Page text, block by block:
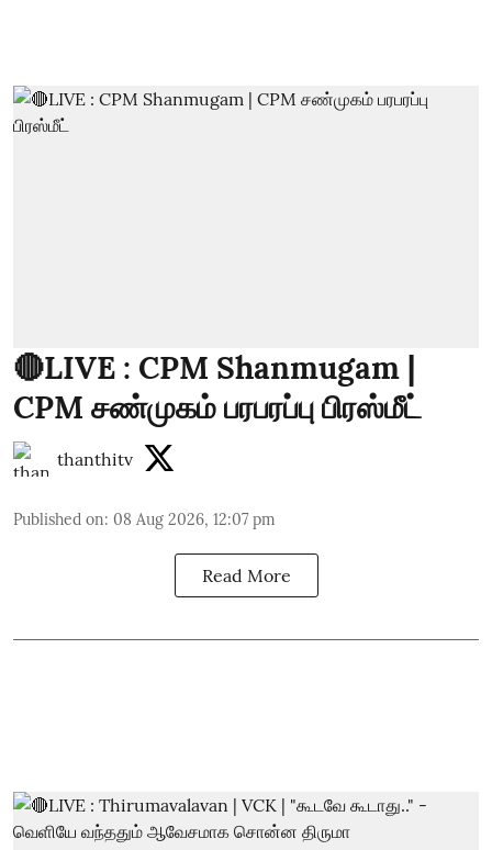
🔴LIVE : CPM Shanmugam |
CPM சண்முகம் பரபரப்பு பிரஸ்மீட்
thanthitv
Published on: 08 Aug 2026, 12:07 pm
Read More